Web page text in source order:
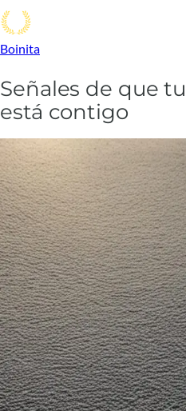
Boinita
Señales de que
está contigo